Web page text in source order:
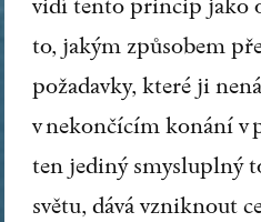
vidí tento princip jako
to, jakým způsobem
požadavky, které ji
v nekončícím konání v
ten jediný smysluplný
světu, dává vzniknout